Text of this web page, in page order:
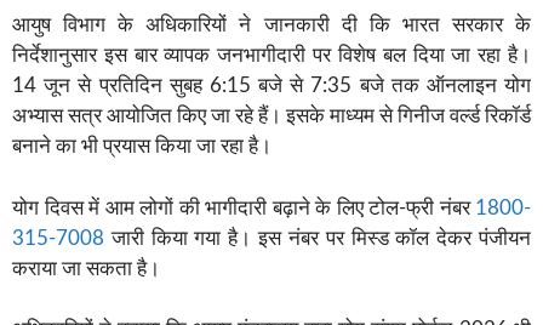
आयुष विभाग के अधिकारियों ने जानकारी दी कि भारत सरकार के
निर्देशानुसार इस बार व्यापक जनभागीदारी पर विशेष बल दिया जा रहा है।
14 जून से प्रतिदिन सुबह 6:15 बजे से 7:35 बजे तक ऑनलाइन योग
अभ्यास सत्र आयोजित किए जा रहे हैं। इसके माध्यम से गिनीज वर्ल्ड रिकॉर्ड
बनाने का भी प्रयास किया जा रहा है।
योग दिवस में आम लोगों की भागीदारी बढ़ाने के लिए टोल-फ्री नंबर 1800-
315-7008 जारी किया गया है। इस नंबर पर मिस्ड कॉल देकर पंजीयन
कराया जा सकता है।